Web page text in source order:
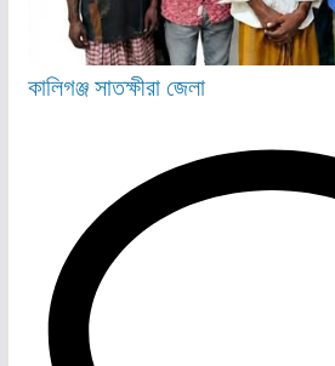
কালিগঞ্জসাতক্ষীরা জেলা